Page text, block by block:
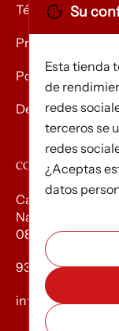
Términos y
Privacidad
Política de
Devolución de
CONTACTO
Carrer d’Edison, 3
Nau A. Polígon
08754 El Papiol
93 673 12 12
info@efados.cat
Su
Esta tienda
de
redes
terceros se
redes
¿Aceptas
datos